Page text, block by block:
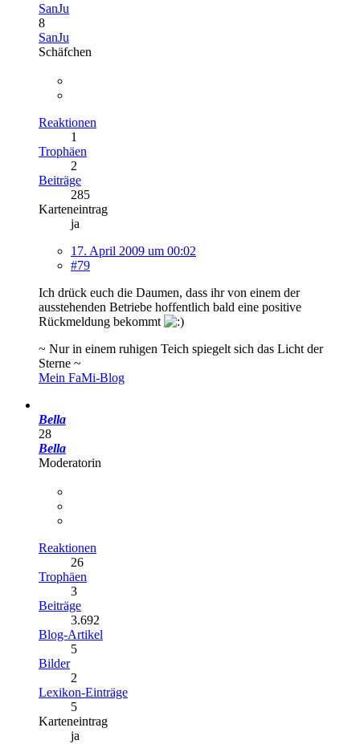
SanJu
8
SanJu
Schäfchen
Reaktionen
1
Trophäen
2
Beiträge
285
Karteneintrag
ja
17. April 2009 um 00:02
#79
Ich drück euch die Daumen, dass ihr von einem der
ausstehenden Betriebe hoffentlich bald eine positive
Rückmeldung bekommt
~ Nur in einem ruhigen Teich spiegelt sich das Licht der
Sterne ~
Mein FaMi-Blog
Bella
28
Bella
Moderatorin
Reaktionen
26
Trophäen
3
Beiträge
3.692
Blog-Artikel
5
Bilder
2
Lexikon-Einträge
5
Karteneintrag
ja